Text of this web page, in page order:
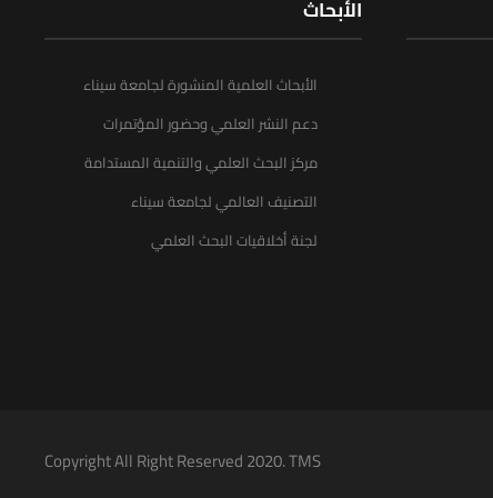
الأبحاث
الأبحاث العلمية المنشورة لجامعة سيناء
دعم النشر العلمي وحضور المؤتمرات
مركز البحث العلمي والتنمية المستدامة
التصنيف العالمي لجامعة سيناء
لجنة أخلاقيات البحث العلمي
Copyright All Right Reserved 2020. TMS